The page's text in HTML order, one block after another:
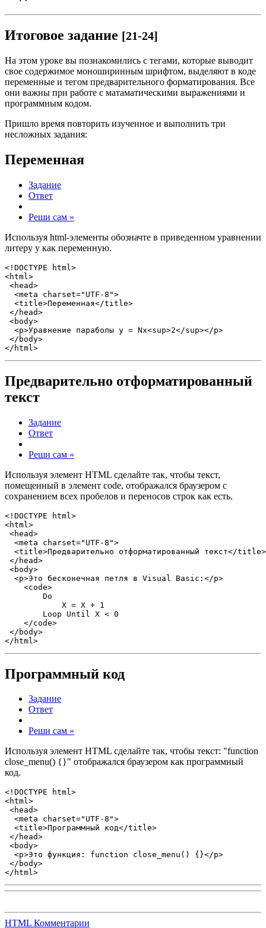
Итоговое задание [21-24]
На этом уроке вы познакомились с тегами, которые выводит
свое содержимое моноширинным шрифтом, выделяют в коде
переменные и тегом предварительного форматирования. Все
они важны при работе с матаматическими выражениями и
программным кодом.
Пришло время повторить изученное и выполнить три
несложных задания:
Переменная
Задание
Ответ
Реши сам »
Используя html-элементы обозначте в приведенном уравнении
литеру y как переменную.
<!DOCTYPE html>
<html>
<head>
  <meta charset="UTF-8">
  <title>Переменная</title>
</head>
<body>
  <p>Уравнение параболы y = Nx<sup>2</sup></p>
</body>
</html>
Предварительно отформатированный
текст
Задание
Ответ
Реши сам »
Используя элемент HTML сделайте так, чтобы текст,
помещенный в элемент code, отображался браузером с
сохранением всех пробелов и переносов строк как есть.
<!DOCTYPE html>
<html>
<head>
  <meta charset="UTF-8">
<title>Предварительно отформатированный текст</
</head>
<body>
  <p>Это бесконечная петля в Visual Basic:</p>
    <code>
        Do
            X = X + 1
        Loop Until X < 0
    </code>
</body>
</html>
Программный код
Задание
Ответ
Реши сам »
Используя элемент HTML сделайте так, чтобы текст: "function
close_menu() {}" отображался браузером как программный
код.
<!DOCTYPE html>
<html>
<head>
  <meta charset="UTF-8">
  <title>Программный код</title>
</head>
<body>
  <p>Это функция: function close_menu() {}</p>
</body>
</html>
HTML Комментарии